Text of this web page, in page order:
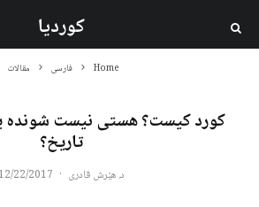
کوردیا
Home فارسی مقالات
کورد کیست؟ هستی نیست شونده
تاریخ؟
د. هێرش قادری ·
12/22/2017